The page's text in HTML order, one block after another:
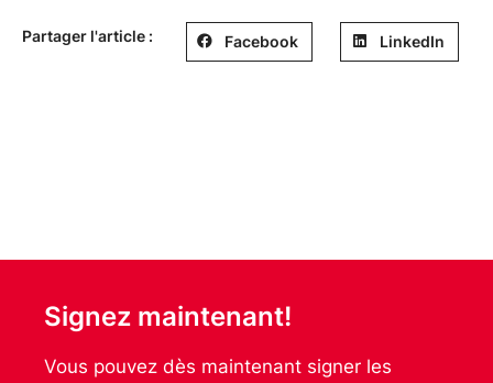
Partager l'article : Facebook LinkedIn
Signez maintenant!
Vous pouvez dès maintenant signer les